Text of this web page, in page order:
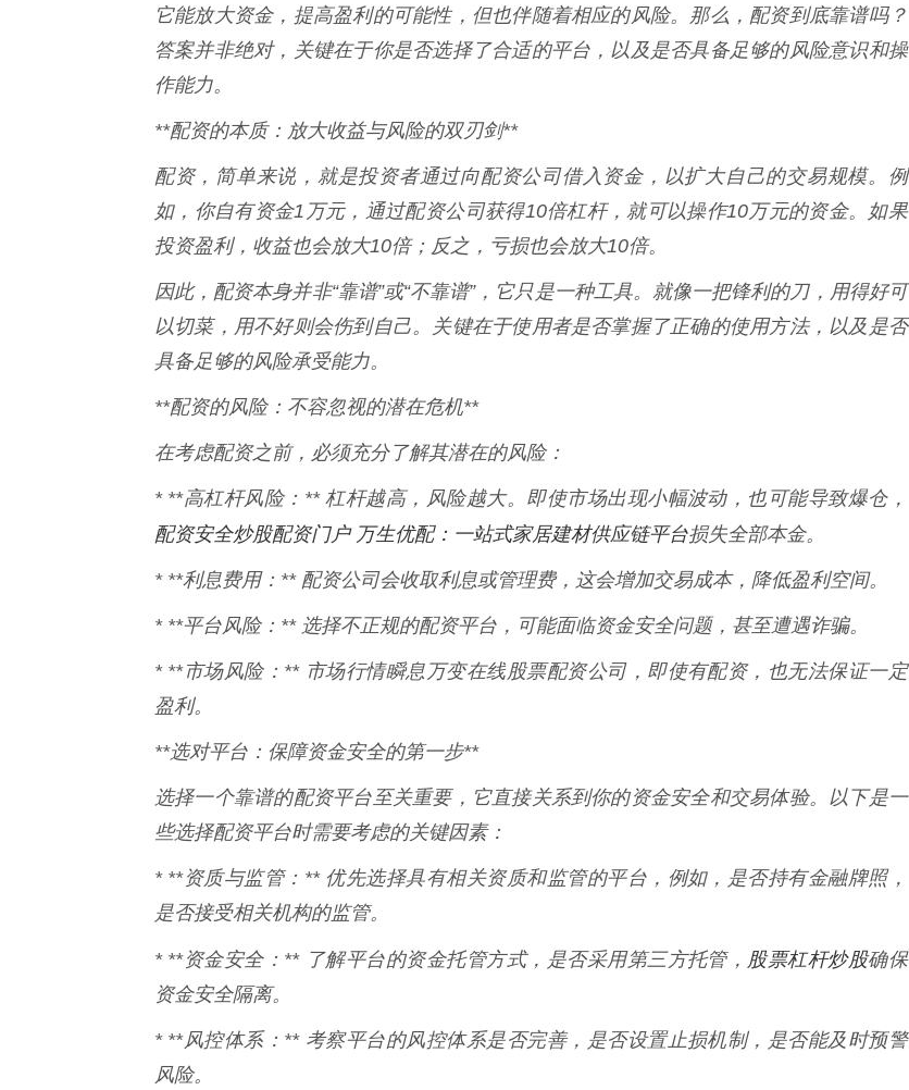
它能放大资金，提高盈利的可能性，但也伴随着相应的风险。那么，配资到底靠谱吗？
答案并非绝对，关键在于你是否选择了合适的平台，以及是否具备足够的风险意识和操
作能力。
**配资的本质：放大收益与风险的双刃剑**
配资，简单来说，就是投资者通过向配资公司借入资金，以扩大自己的交易规模。例
如，你自有资金1万元，通过配资公司获得10倍杠杆，就可以操作10万元的资金。如果
投资盈利，收益也会放大10倍；反之，亏损也会放大10倍。
因此，配资本身并非“靠谱”或“不靠谱”，它只是一种工具。就像一把锋利的刀，用得好可
以切菜，用不好则会伤到自己。关键在于使用者是否掌握了正确的使用方法，以及是否
具备足够的风险承受能力。
**配资的风险：不容忽视的潜在危机**
在考虑配资之前，必须充分了解其潜在的风险：
* **高杠杆风险：** 杠杆越高，风险越大。即使市场出现小幅波动，也可能导致爆仓，
配资安全炒股配资门户 万生优配：一站式家居建材供应链平台损失全部本金。
* **利息费用：** 配资公司会收取利息或管理费，这会增加交易成本，降低盈利空间。
* **平台风险：** 选择不正规的配资平台，可能面临资金安全问题，甚至遭遇诈骗。
* **市场风险：** 市场行情瞬息万变在线股票配资公司，即使有配资，也无法保证一定
盈利。
**选对平台：保障资金安全的第一步**
选择一个靠谱的配资平台至关重要，它直接关系到你的资金安全和交易体验。以下是一
些选择配资平台时需要考虑的关键因素：
* **资质与监管：** 优先选择具有相关资质和监管的平台，例如，是否持有金融牌照，
是否接受相关机构的监管。
* **资金安全：** 了解平台的资金托管方式，是否采用第三方托管， 股票杠杆炒股确保
资金安全隔离。
* **风控体系：** 考察平台的风控体系是否完善，是否设置止损机制，是否能及时预警
风险。